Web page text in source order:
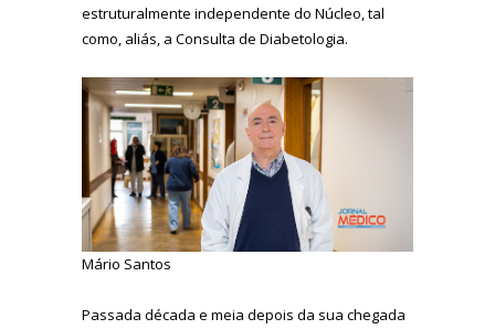
estruturalmente independente do Núcleo, tal
como, aliás, a Consulta de Diabetologia.
Mário Santos
Passada década e meia depois da sua chegada